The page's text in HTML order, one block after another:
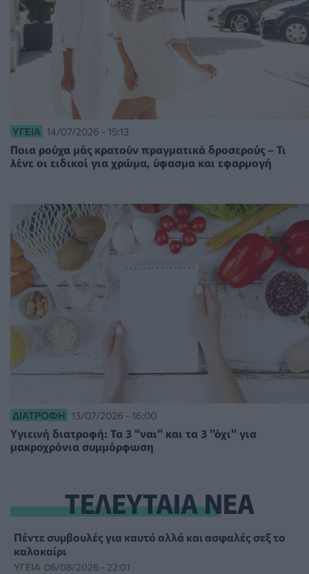
ΥΓΕΊΑ 14/07/2026 - 15:13
Ποια ρούχα μάς κρατούν πραγματικά δροσερούς – Τι
λένε οι ειδικοί για χρώμα, ύφασμα και εφαρμογή
ΔΙΑΤΡΟΦΉ 13/07/2026 - 16:00
Υγιεινή διατροφή: Τα 3 "ναι" και τα 3 "όχι" για
μακροχρόνια συμμόρφωση
ΤΕΛΕΥΤΑΙΑ ΝΕΑ
Πέντε συμβουλές για καυτό αλλά και ασφαλές σεξ το
καλοκαίρι
ΥΓΕΊΑ 06/08/2026 - 22:01